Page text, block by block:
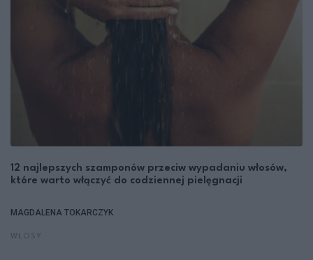
12 najlepszych szamponów przeciw wypadaniu włosów,
które warto włączyć do codziennej pielęgnacji
MAGDALENA TOKARCZYK